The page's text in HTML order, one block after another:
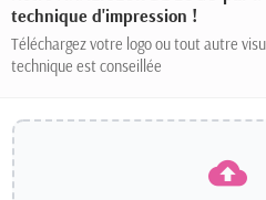
technique d'impression !
Téléchargez votre logo ou tout autre
technique est conseillée